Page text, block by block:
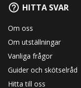
HITTA SVAR
Om oss
Om utställningar
Vanliga frågor
Guider och skötselråd
Hitta till oss